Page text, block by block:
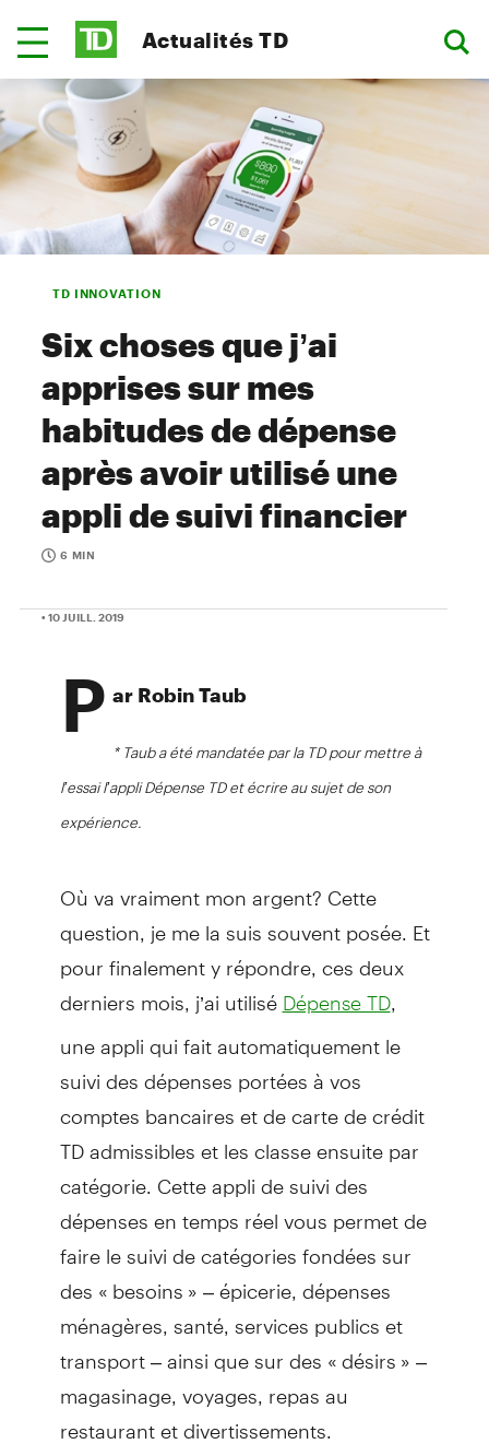
Actualités TD
TD INNOVATION
Six choses que j’ai
apprises sur mes
habitudes de dépense
après avoir utilisé une
appli de suivi financier
6 MIN
• 10 JUILL. 2019
P ar Robin Taub
* Taub a été mandatée par la TD pour mettre à
l’essai l’appli Dépense TD et écrire au sujet de son
expérience.
Où va vraiment mon argent? Cette
question, je me la suis souvent posée. Et
pour finalement y répondre, ces deux
derniers mois, j’ai utilisé Dépense TD,
une appli qui fait automatiquement le
suivi des dépenses portées à vos
comptes bancaires et de carte de crédit
TD admissibles et les classe ensuite par
catégorie. Cette appli de suivi des
dépenses en temps réel vous permet de
faire le suivi de catégories fondées sur
des « besoins » – épicerie, dépenses
ménagères, santé, services publics et
transport – ainsi que sur des « désirs » –
magasinage, voyages, repas au
restaurant et divertissements.